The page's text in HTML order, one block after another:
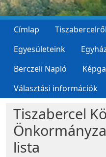
Címlap Tiszabercelről
Egyesületeink
Berczeli Napló
Választási információk
Tiszabercel
lista